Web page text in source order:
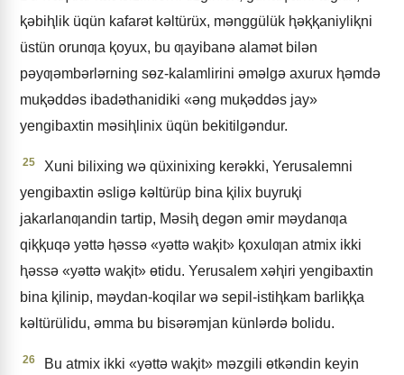
ⱪǝbiⱨlik üqün kafarǝt kǝltürüx, mǝnggülük ⱨǝⱪⱪaniyliⱪni
üstün orunƣa ⱪoyux, bu ƣayibanǝ alamǝt bilǝn
pǝyƣǝmbǝrlǝrning sɵz-kalamlirini ǝmǝlgǝ axurux ⱨǝmdǝ
muⱪǝddǝs ibadǝthanidiki «ǝng muⱪǝddǝs jay»
yengibaxtin mǝsiⱨlinix üqün bekitilgǝndur.
25
Xuni bilixing wǝ qüxinixing kerǝkki, Yerusalemni
yengibaxtin ǝsligǝ kǝltürüp bina ⱪilix buyruⱪi
jakarlanƣandin tartip, Mǝsiⱨ degǝn ǝmir mǝydanƣa
qiⱪⱪuqǝ yǝttǝ ⱨǝssǝ «yǝttǝ waⱪit» ⱪoxulƣan atmix ikki
ⱨǝssǝ «yǝttǝ waⱪit» ɵtidu. Yerusalem xǝⱨiri yengibaxtin
bina ⱪilinip, mǝydan-koqilar wǝ sepil-istiⱨkam barliⱪⱪa
kǝltürülidu, ǝmma bu bisǝrǝmjan künlǝrdǝ bolidu.
26
Bu atmix ikki «yǝttǝ waⱪit» mǝzgili ɵtkǝndin keyin